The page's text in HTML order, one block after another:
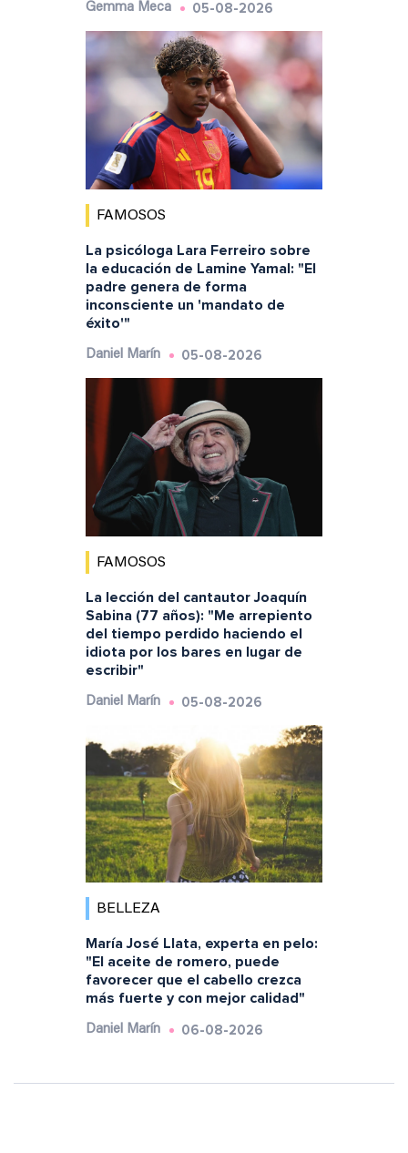
Gemma Meca 05-08-2026
FAMOSOS
La psicóloga Lara Ferreiro sobre
la educación de Lamine Yamal: "El
padre genera de forma
inconsciente un 'mandato de
éxito'"
Daniel Marín 05-08-2026
FAMOSOS
La lección del cantautor Joaquín
Sabina (77 años): "Me arrepiento
del tiempo perdido haciendo el
idiota por los bares en lugar de
escribir"
Daniel Marín 05-08-2026
BELLEZA
María José Llata, experta en pelo:
"El aceite de romero, puede
favorecer que el cabello crezca
más fuerte y con mejor calidad"
Daniel Marín 06-08-2026